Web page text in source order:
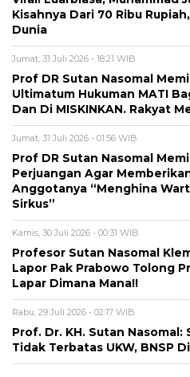
Kisahnya Dari 70 Ribu
Dunia
Jumat, 31 Juli 2026 - 18:21 WIB
Prof DR Sutan Nasomal
Ultimatum Hukuman MATI
Dan Di MISKINKAN. Rakyat
Jumat, 31 Juli 2026 - 01:56 WIB
Prof DR Sutan Nasomal
Perjuangan Agar
Anggotanya “Menghina
Sirkus”
Kamis, 30 Juli 2026 - 00:31 WIB
Profesor Sutan Nasomal
Lapor Pak Prabowo Tolong
Lapar Dimana Mana!!
Rabu, 29 Juli 2026 - 02:17 WIB
Prof. Dr. KH. Sutan
Tidak Terbatas UKW, BNSP